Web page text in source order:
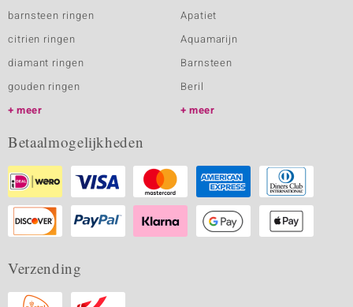
barnsteen ringen
citrien ringen
diamant ringen
gouden ringen
meer
Apatiet
Aquamarijn
Barnsteen
Beril
meer
Betaalmogelijkheden
Verzending